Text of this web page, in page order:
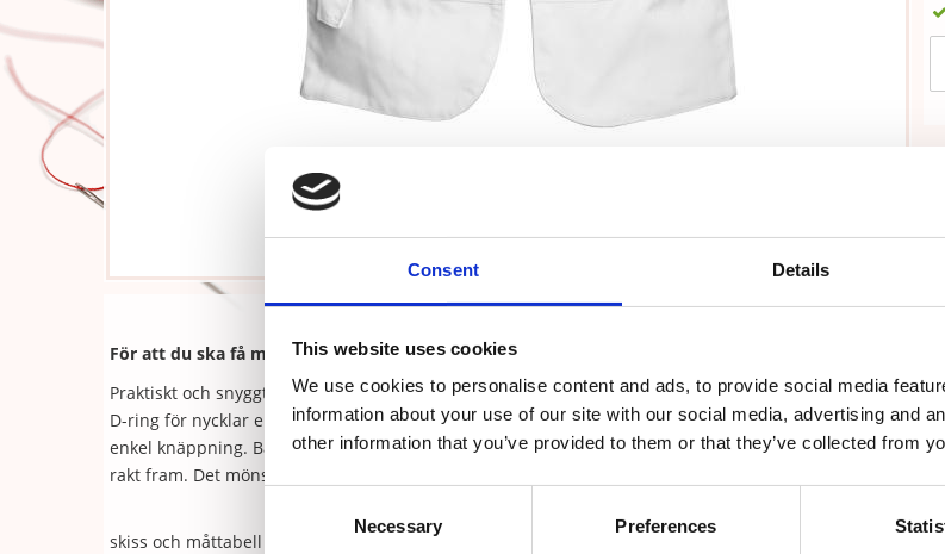
Consent Details
This website uses cookies
We use cookies to personalise content and ads, to provide social media
information about your use of our site with our social media, advertising and
other information that you’ve provided to them or that they’ve collected from
Necessary Preferences
Midjebälte Vit
För att du ska få med dig allt du behöver!
Praktiskt och snyggt midjebälte med många förvaringsmöjligheter med bl.a mobilficka, pennfickor och
D-ring för nycklar eller passerkort. Midjebältet har två stora flyttbara fickor som sitter på ett justerbart
enkel knäppning. Bältets två fickor kan med enkelhet ”dras” till önskat läge, antingen på höfterna eller
rakt fram. Det mönstrade midjebältet är sytt i svenskdesignat tyg från 10-gruppen.
skiss och måttabell